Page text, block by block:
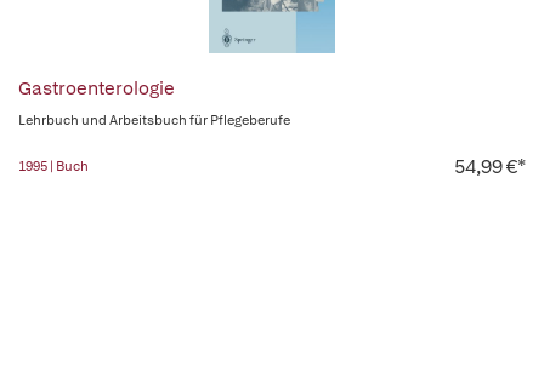
Gastroenterologie
Lehrbuch und Arbeitsbuch für Pflegeberufe
1995 | Buch 54,99 €*